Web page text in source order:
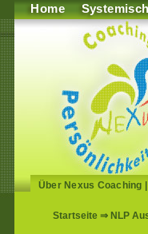
Home
Über Nexus Coaching
Startseite ⇒ NLP